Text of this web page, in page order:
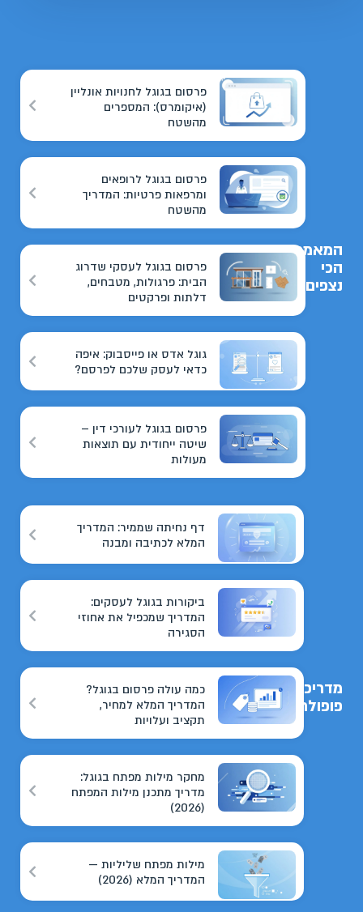
המאמרים
הכי
נצפים
פרסום בגוגל לחנויות אונליין
(איקומרס): המספרים
מהשטח
פרסום בגוגל לרופאים
ומרפאות פרטיות: המדריך
מהשטח
פרסום בגוגל לעסקי שדרוג
הבית: פרגולות, מטבחים,
דלתות ופרקטים
גוגל אדס או פייסבוק: איפה
כדאי לעסק שלכם לפרסם?
פרסום בגוגל לעורכי דין –
שיטה ייחודית עם תוצאות
מעולות
מדריכים
פופולריים
דף נחיתה שממיר: המדריך
המלא לכתיבה ומבנה
ביקורות בגוגל לעסקים:
המדריך שמכפיל את אחוזי
הסגירה
כמה עולה פרסום בגוגל?
המדריך המלא למחיר,
תקציב ועלויות
מחקר מילות מפתח בגוגל:
מדריך מתכנן מילות המפתח
(2026)
מילות מפתח שליליות —
המדריך המלא (2026)